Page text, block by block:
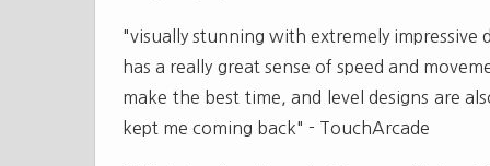
"visually stunning with extremely impressive
has a really great sense of speed and
make the best time, and level designs are
kept me coming back" - TouchArcade